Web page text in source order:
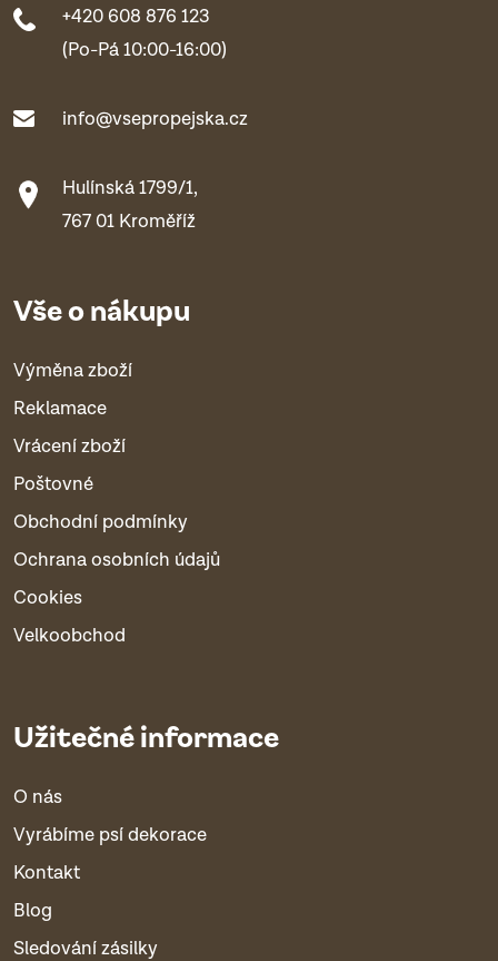
+420 608 876 123
(Po-Pá 10:00-16:00)
info@vsepropejska.cz
Hulínská 1799/1,
767 01 Kroměříž
Vše o nákupu
Výměna zboží
Reklamace
Vrácení zboží
Poštovné
Obchodní podmínky
Ochrana osobních údajů
Cookies
Velkoobchod
Užitečné informace
O nás
Vyrábíme psí dekorace
Kontakt
Blog
Sledování zásilky